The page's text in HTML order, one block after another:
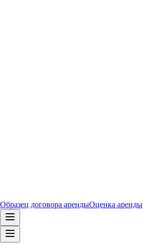
Образец договора арендыОценка аренды